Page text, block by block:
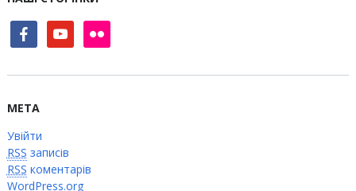
facebookyoutube flickr
МЕТА
Увійти
RSS записів
RSS коментарів
WordPress.org